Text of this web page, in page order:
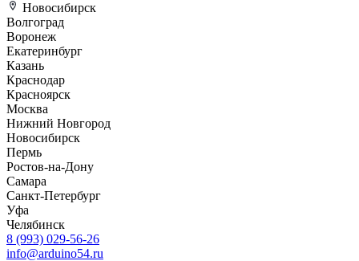
Новосибирск
Волгоград
Воронеж
Екатеринбург
Казань
Краснодар
Красноярск
Москва
Нижний Новгород
Новосибирск
Пермь
Ростов-на-Дону
Самара
Санкт-Петербург
Уфа
Челябинск
8 (993) 029-56-26
info@arduino54.ru